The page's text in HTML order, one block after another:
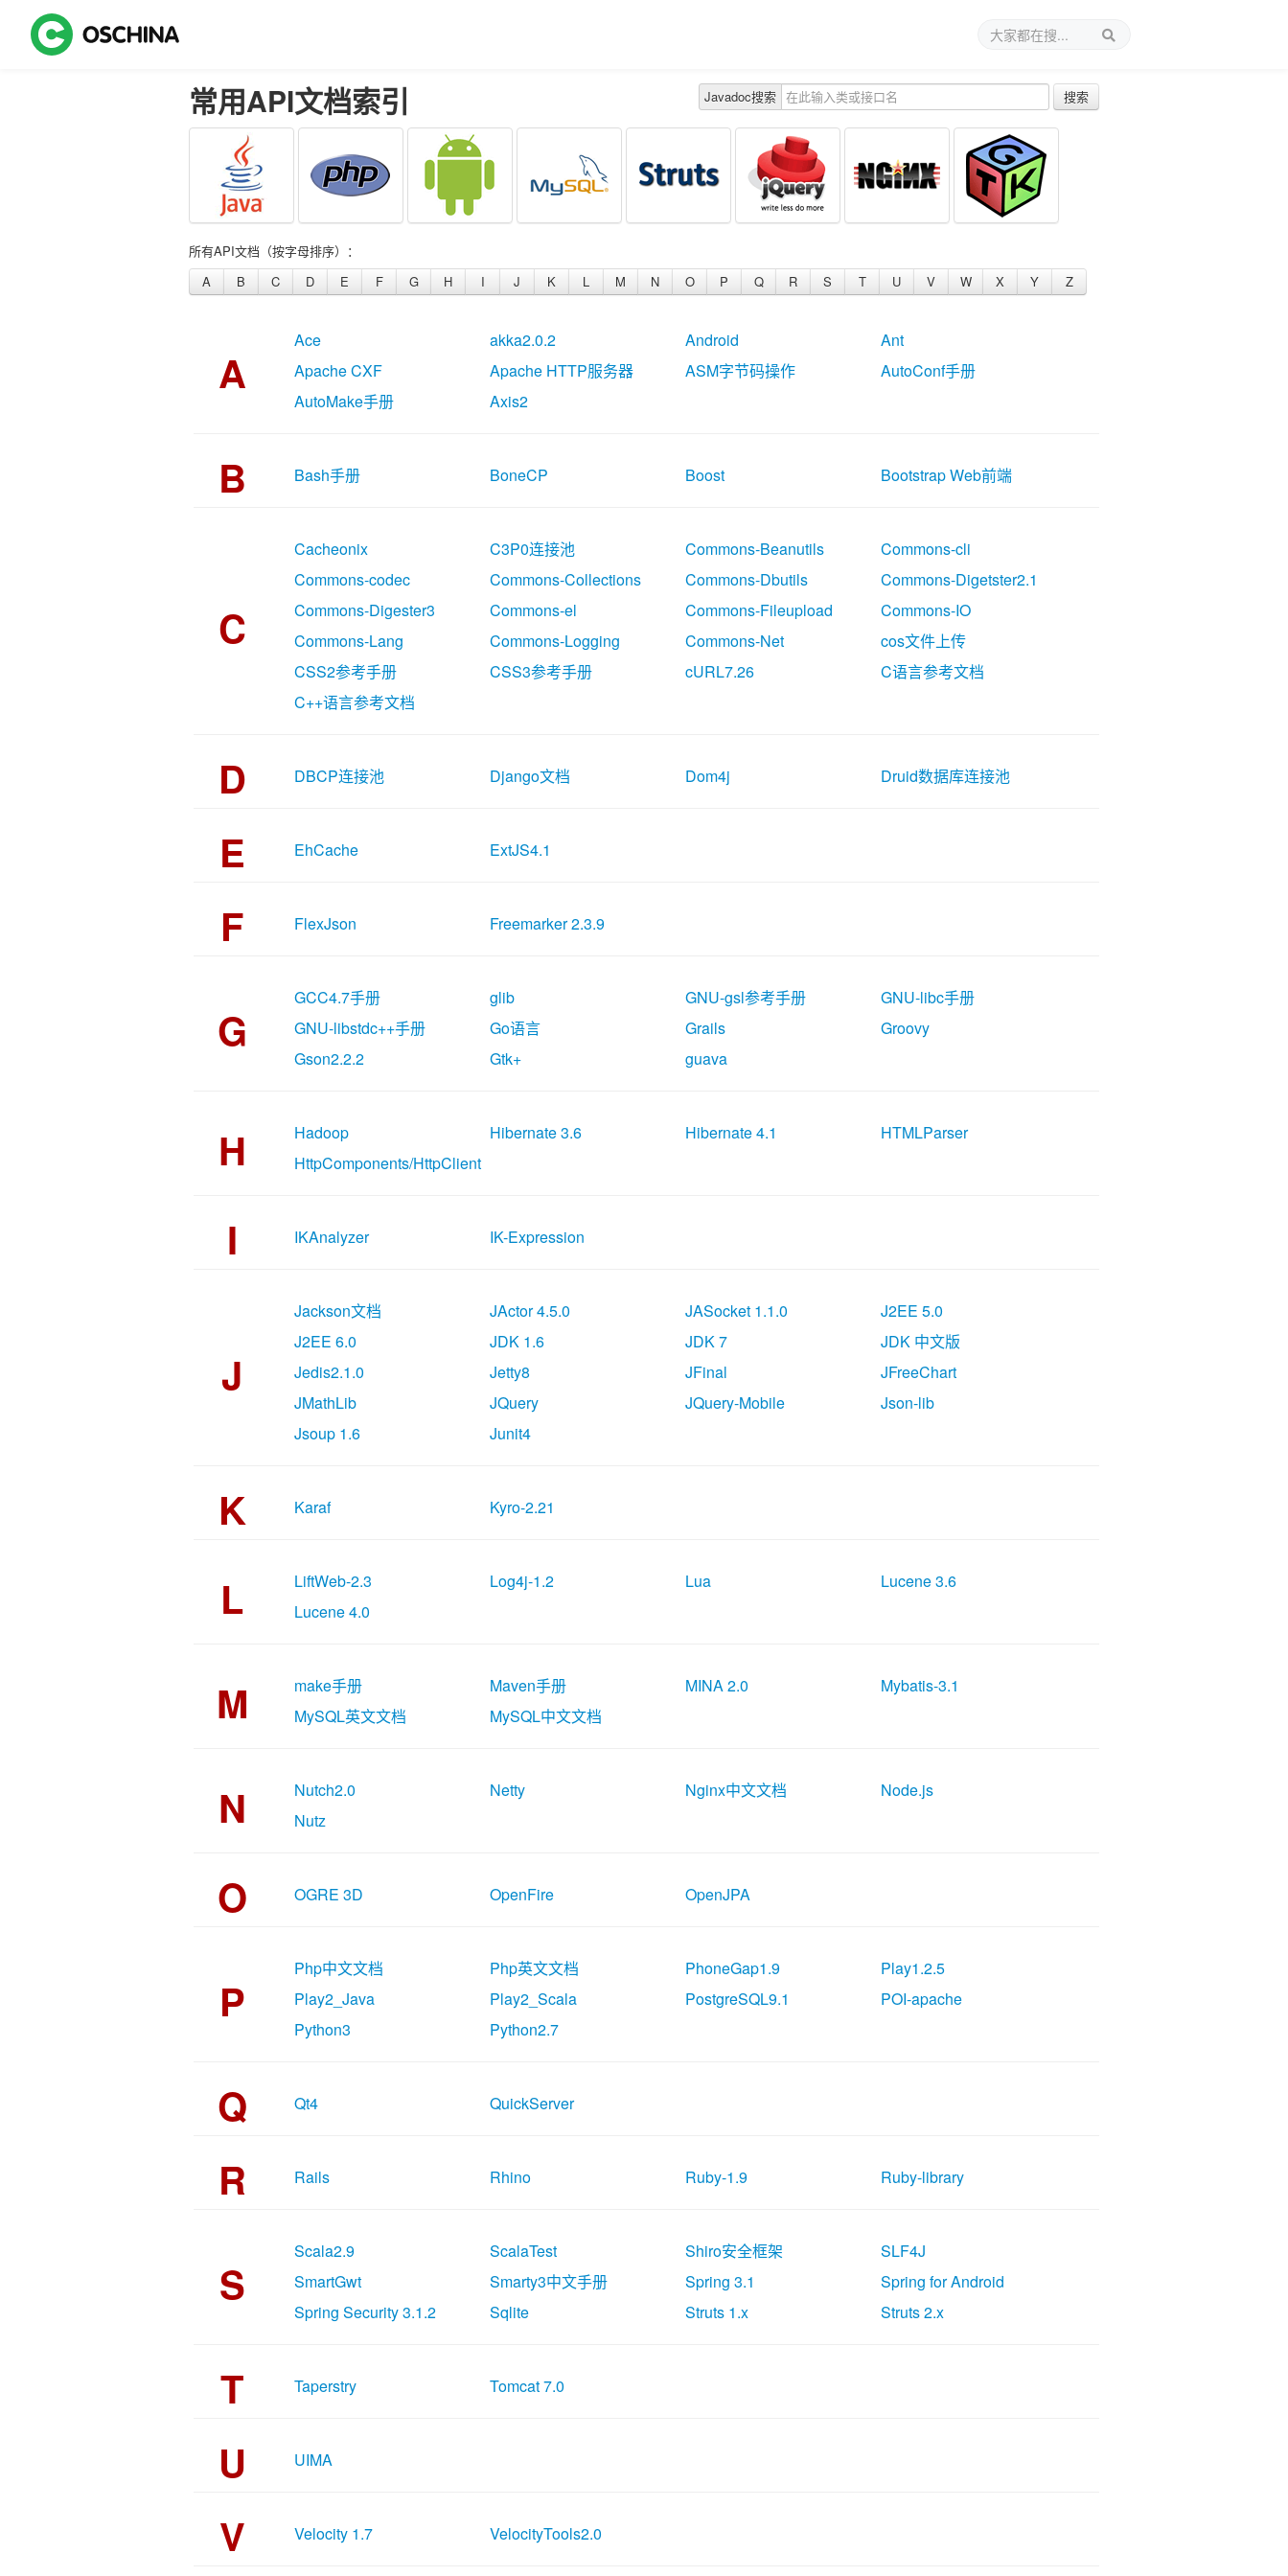
Javadoc搜索 搜索
常用API文档索引
所有API文档（按字母排序）：
A
B C D E F G H I J K L M N O P Q R S T U V W X Y Z
A
Ace akka2.0.2 Android
Ant
Apache CXF
Apache HTTP服务器 ASM字节码操作
AutoConf手册
AutoMake手册
Axis2
B Bash手册 BoneCP Boost Bootstrap Web前端
C
Cacheonix C3P0连接池 Commons-Beanutils
Commons-cli
Commons-codec
Commons-Collections Commons-Dbutils
Commons-Digetster2.1
Commons-Digester3
Commons-el Commons-Fileupload
Commons-IO
Commons-Lang
Commons-Logging Commons-Net
cos文件上传
CSS2参考手册
CSS3参考手册 cURL7.26
C语言参考文档
C++语言参考文档
D DBCP连接池 Django文档 Dom4j Druid数据库连接池
E EhCache ExtJS4.1
F FlexJson Freemarker 2.3.9
G
GCC4.7手册 glib GNU-gsl参考手册
GNU-libc手册
GNU-libstdc++手册
Go语言 Grails
Groovy
Gson2.2.2
Gtk+ guava
H Hadoop Hibernate 3.6 Hibernate 4.1
HTMLParser
HttpComponents/HttpClient
I IKAnalyzer IK-Expression
J
Jackson文档 JActor 4.5.0 JASocket 1.1.0
J2EE 5.0
J2EE 6.0
JDK 1.6 JDK 7
JDK 中文版
Jedis2.1.0
Jetty8 JFinal
JFreeChart
JMathLib
JQuery JQuery-Mobile
Json-lib
Jsoup 1.6
Junit4
K Karaf Kyro-2.21
L LiftWeb-2.3 Log4j-1.2 Lua
Lucene 3.6
Lucene 4.0
M make手册 Maven手册 MINA 2.0
Mybatis-3.1
MySQL英文文档
MySQL中文文档
N Nutch2.0 Netty Nginx中文文档
Node.js
Nutz
O OGRE 3D OpenFire OpenJPA
P
Php中文文档 Php英文文档 PhoneGap1.9
Play1.2.5
Play2_Java
Play2_Scala PostgreSQL9.1
POI-apache
Python3
Python2.7
Q Qt4 QuickServer
R Rails Rhino Ruby-1.9 Ruby-library
S
Scala2.9 ScalaTest Shiro安全框架
SLF4J
SmartGwt
Smarty3中文手册 Spring 3.1
Spring for Android
Spring Security 3.1.2
Sqlite Struts 1.x Struts 2.x
T Taperstry Tomcat 7.0
U UIMA
V Velocity 1.7 VelocityTools2.0